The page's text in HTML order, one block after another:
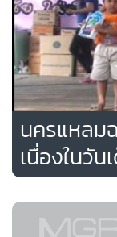
นครแหลม
เนื่องในวั
MGR Online
MGR Online ใช้
ประสบการณ์คอน
เงื่